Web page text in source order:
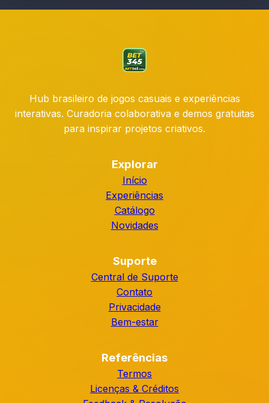
Hub brasileiro de jogos casuais e experiências
interativas. Curadoria colaborativa e demos gratuitas
para inspirar projetos criativos.
Explorar
Início
Experiências
Catálogo
Novidades
Suporte
Central de Suporte
Contato
Privacidade
Bem-estar
Referências
Termos
Licenças & Créditos